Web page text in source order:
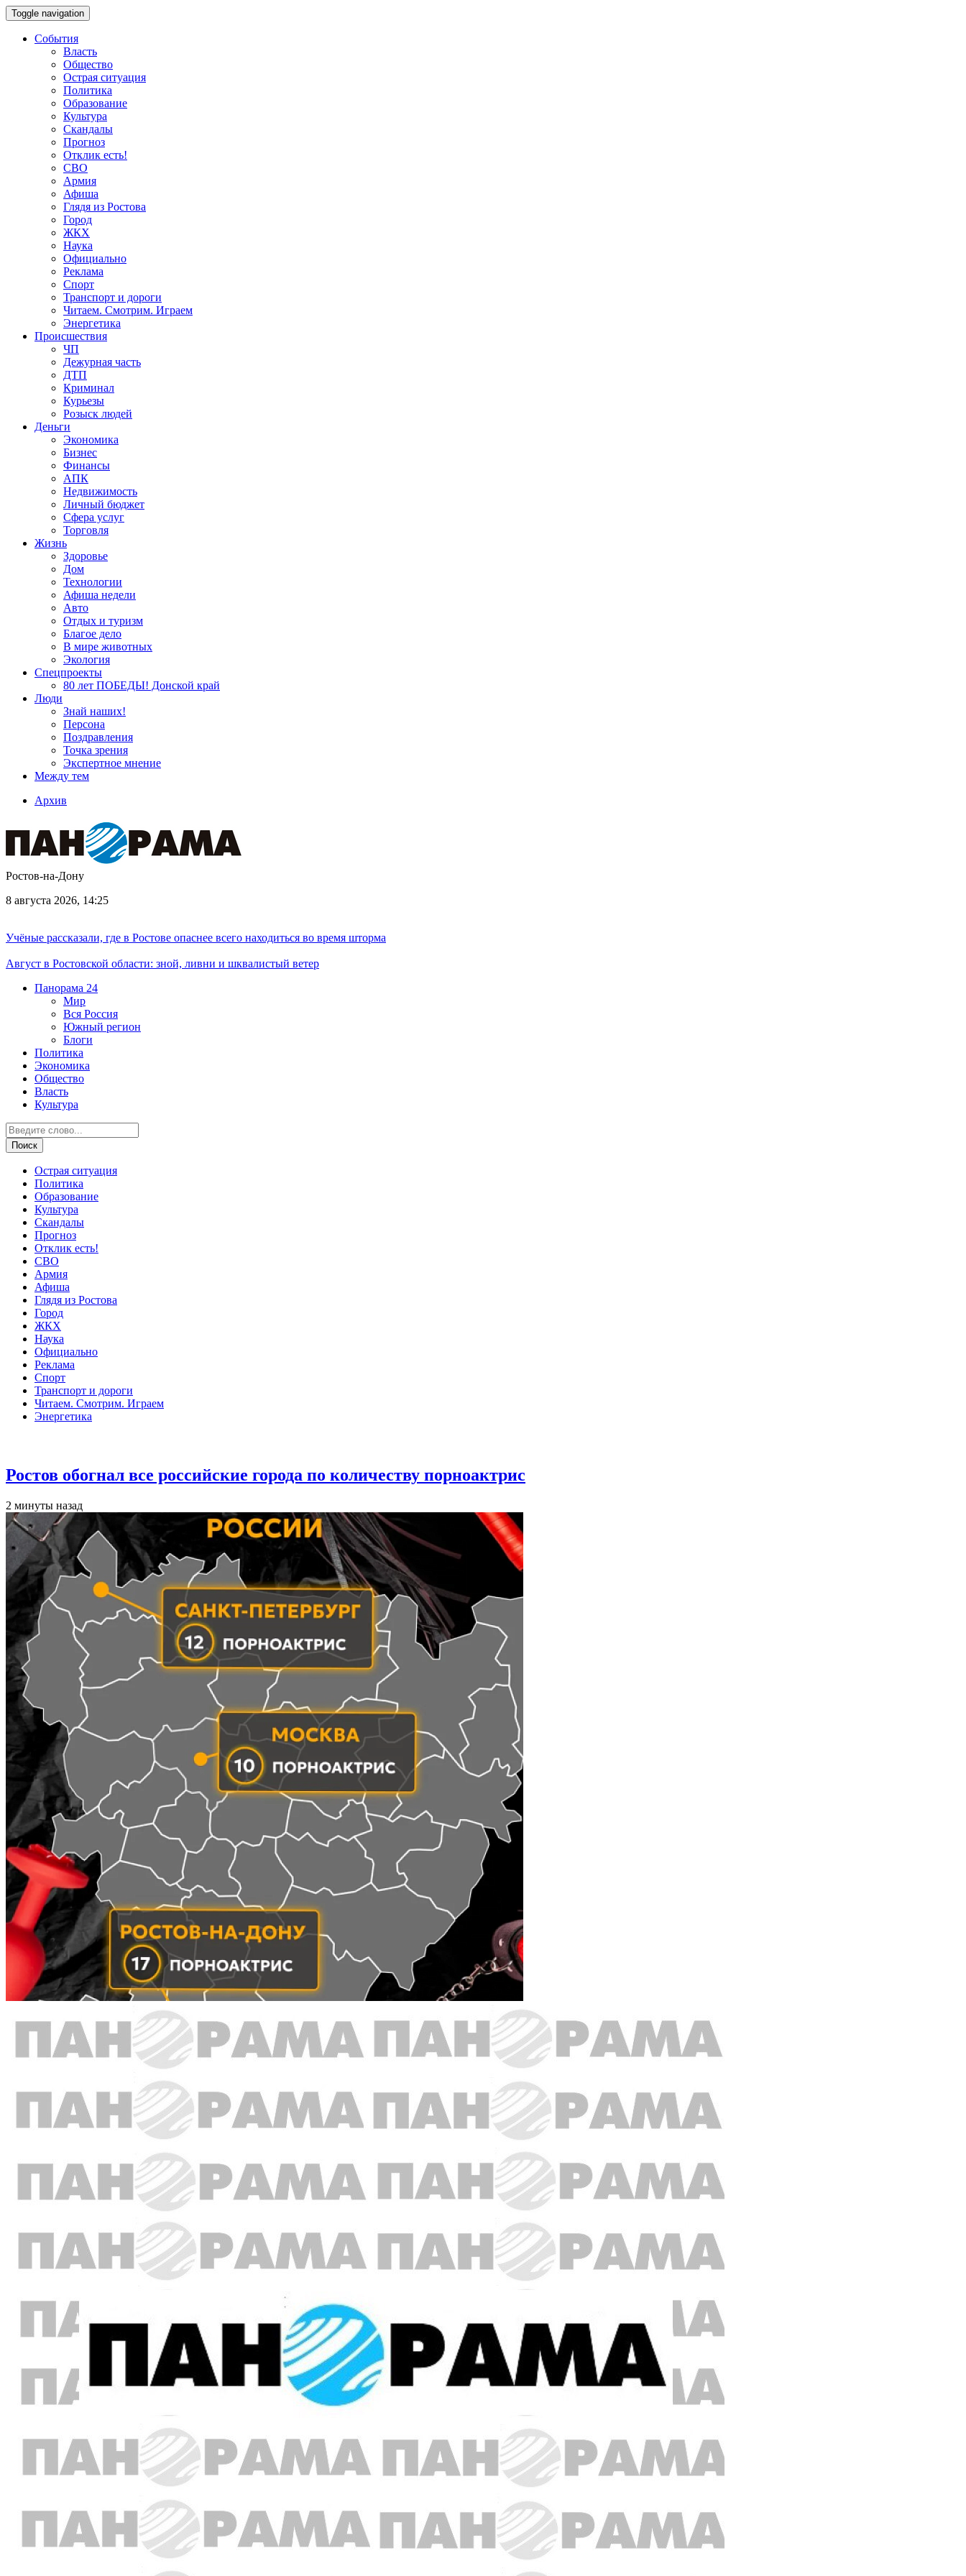
Toggle navigation
События
Власть
Общество
Острая ситуация
Политика
Образование
Культура
Скандалы
Прогноз
Отклик есть!
СВО
Армия
Афиша
Глядя из Ростова
Город
ЖКХ
Наука
Официально
Реклама
Спорт
Транспорт и дороги
Читаем. Смотрим. Играем
Энергетика
Происшествия
ЧП
Дежурная часть
ДТП
Криминал
Курьезы
Розыск людей
Деньги
Экономика
Бизнес
Финансы
АПК
Недвижимость
Личный бюджет
Сфера услуг
Торговля
Жизнь
Здоровье
Дом
Технологии
Афиша недели
Авто
Отдых и туризм
Благое дело
В мире животных
Экология
Спецпроекты
80 лет ПОБЕДЫ! Донской край
Люди
Знай наших!
Персона
Поздравления
Точка зрения
Экспертное мнение
Между тем
Архив
Ростов-на-Дону
8 августа 2026, 14:25
Учёные рассказали, где в Ростове опаснее всего находиться во время шторма
Август в Ростовской области: зной, ливни и шквалистый ветер
Панорама 24
Мир
Вся Россия
Южный регион
Блоги
Политика
Экономика
Общество
Власть
Культура
Острая ситуация
Политика
Образование
Культура
Скандалы
Прогноз
Отклик есть!
СВО
Армия
Афиша
Глядя из Ростова
Город
ЖКХ
Наука
Официально
Реклама
Спорт
Транспорт и дороги
Читаем. Смотрим. Играем
Энергетика
Ростов обогнал все российские города по количеству порноактрис
2 минуты назад